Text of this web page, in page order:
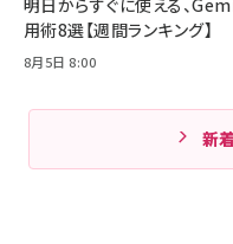
明日からすぐに使える、
用術8選【週間ランキング】
8月5日 8:00
新